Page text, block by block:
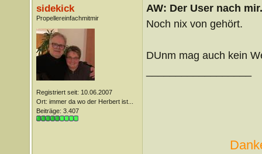
sidekick
Propellereinfachmitmir
Registriert seit: 10.06.2007
Ort: immer da wo der Herbert ist...
Beiträge: 3.407
AW: Der User nach
Noch nix von gehört.
DUnm mag auch kein